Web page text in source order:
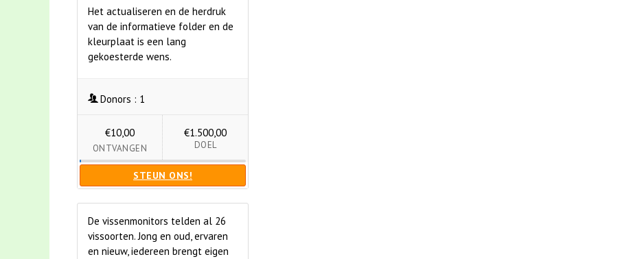
Het actualiseren en de herdruk
van de informatieve folder en de
kleurplaat is een lang
gekoesterde wens.
Donors : 1
€10,00
ONTVANGEN
€1.500,00
DOEL
STEUN ONS!
De vissenmonitors telden al 26
vissoorten. Jong en oud, ervaren
en nieuw, iedereen brengt eigen